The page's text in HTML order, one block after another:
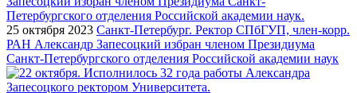
25 октября 2023 Санкт-Петербург. Ректор СПбГУП, член-корр.
РАН Александр Запесоцкий избран членом Президиума
Санкт-Петербургского отделения Российской академии наук